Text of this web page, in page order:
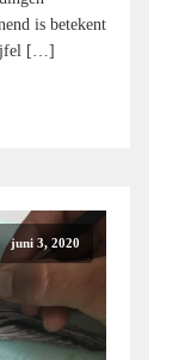
is betekent
[…]
juni 3, 2020